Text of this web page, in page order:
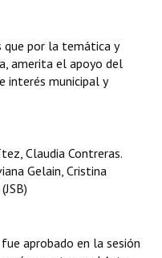
que por la temática y
amerita el apoyo del
interés municipal y
Claudia Contreras.
Gelain, Cristina
aprobado en la sesión